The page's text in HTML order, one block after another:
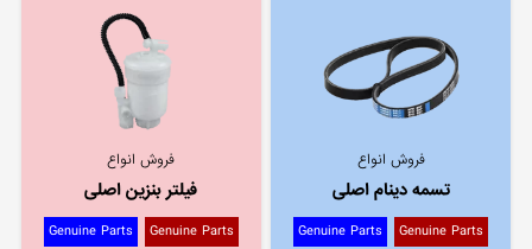
فروش انواع
تسمه دینام اصلی
Genuine Parts
Genuine Parts
فروش انواع
فیلتر بنزین اصلی
Genuine Parts
Genuine Parts